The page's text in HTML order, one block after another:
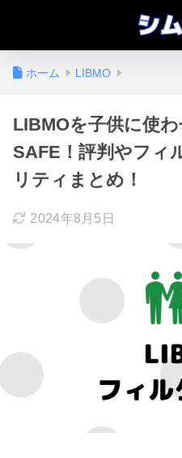
ホーム LIBMO
LIBMOを子供に使
SAFE！評判やフィ
リティまとめ！
2024年8月5日